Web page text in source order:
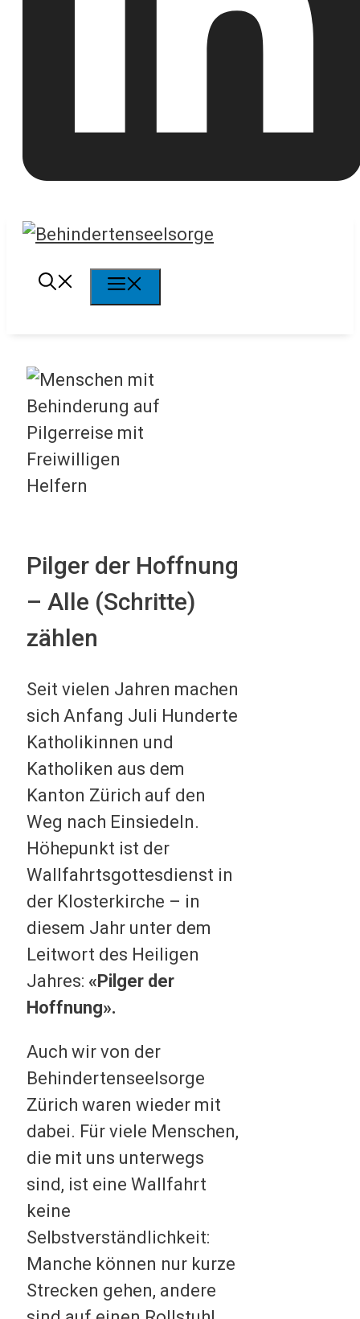
Pilger der Hoffnung
– Alle (Schritte)
zählen
Seit vielen Jahren machen
sich Anfang Juli Hunderte
Katholikinnen und
Katholiken aus dem
Kanton Zürich auf den
Weg nach Einsiedeln.
Höhepunkt ist der
Wallfahrtsgottesdienst in
der Klosterkirche – in
diesem Jahr unter dem
Leitwort des Heiligen
Jahres: «Pilger der
Hoffnung».
Auch wir von der
Behindertenseelsorge
Zürich waren wieder mit
dabei. Für viele Menschen,
die mit uns unterwegs
sind, ist eine Wallfahrt
keine
Selbstverständlichkeit:
Manche können nur kurze
Strecken gehen, andere